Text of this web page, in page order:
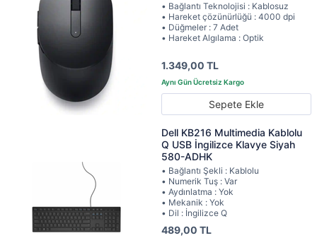
• Bağlantı Teknolojisi : Kablosuz
• Hareket çözünürlüğü : 4000 dpi
• Düğmeler : 7 Adet
• Hareket Algılama : Optik
1.349,00 TL
Sepete Ekle
Dell KB216 Multimedia Kablolu
Q USB İngilizce Klavye Siyah
580-ADHK
• Bağlantı Şekli : Kablolu
• Numerik Tuş : Var
• Aydınlatma : Yok
• Mekanik : Yok
• Dil : İngilizce Q
489,00 TL